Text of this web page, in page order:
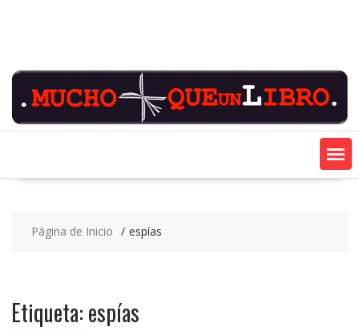
Página de Inicio espías
Etiqueta:espías